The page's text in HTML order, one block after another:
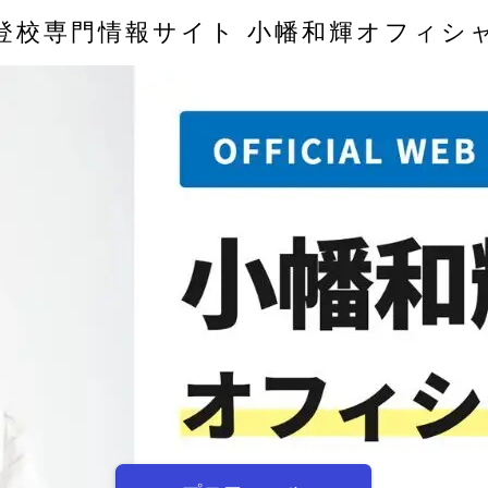
校専門情報サイト 小幡和輝オフィシ